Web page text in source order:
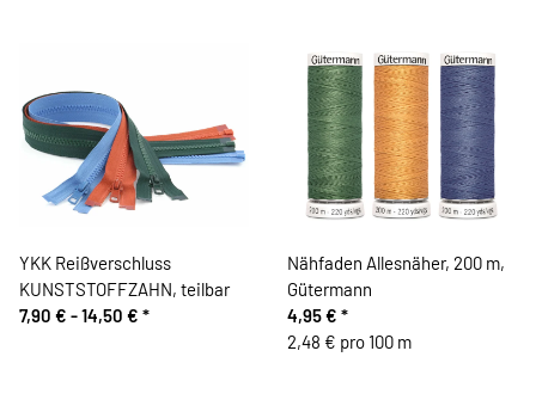
YKK Reißverschluss
KUNSTSTOFFZAHN, teilbar
7,90 € -14,50 € *
Nähfaden Allesnäher, 200 m,
Gütermann
4,95 € *
2,48 € pro 100 m